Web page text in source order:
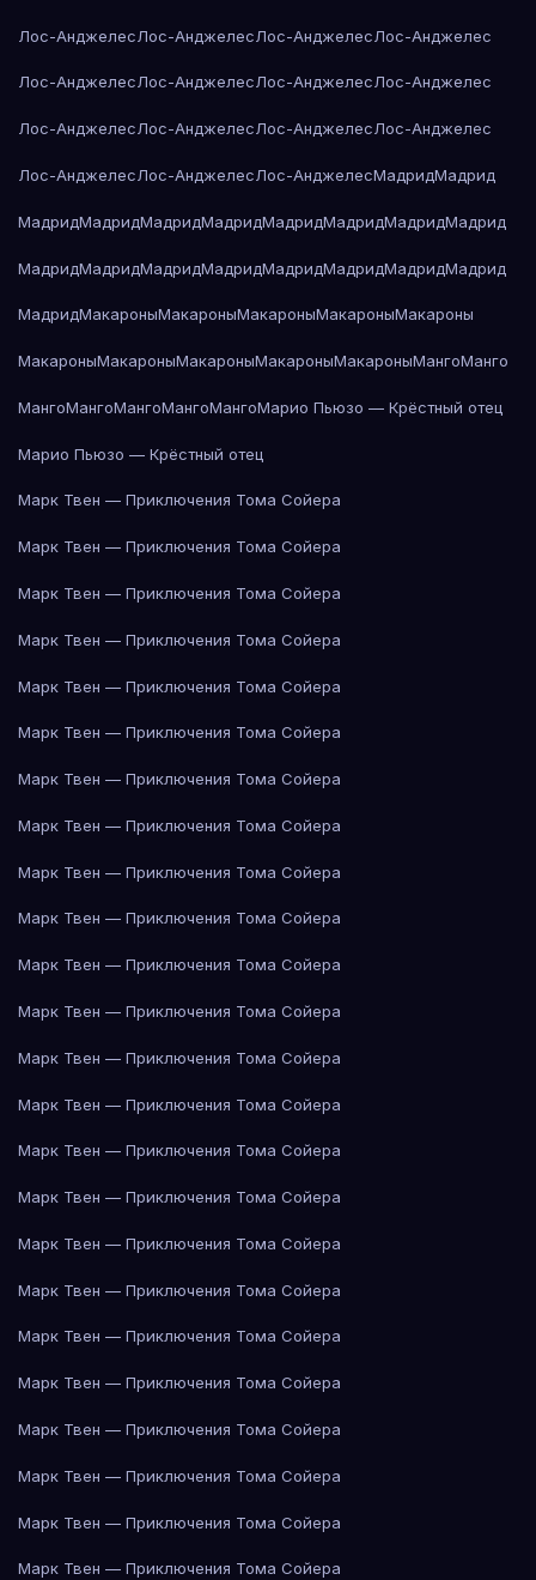
Лос-АнджелесЛос-АнджелесЛос-АнджелесЛос-Анджелес
Лос-АнджелесЛос-АнджелесЛос-АнджелесЛос-Анджелес
Лос-АнджелесЛос-АнджелесЛос-АнджелесЛос-Анджелес
Лос-АнджелесЛос-АнджелесЛос-АнджелесМадридМадрид
МадридМадридМадридМадридМадридМадридМадридМадрид
МадридМадридМадридМадридМадридМадридМадридМадрид
МадридМакароныМакароныМакароныМакароныМакароны
МакароныМакароныМакароныМакароныМакароныМангоМанго
МангоМангоМангоМангоМангоМарио Пьюзо — Крёстный отец
Марио Пьюзо — Крёстный отец
Марк Твен — Приключения Тома Сойера
Марк Твен — Приключения Тома Сойера
Марк Твен — Приключения Тома Сойера
Марк Твен — Приключения Тома Сойера
Марк Твен — Приключения Тома Сойера
Марк Твен — Приключения Тома Сойера
Марк Твен — Приключения Тома Сойера
Марк Твен — Приключения Тома Сойера
Марк Твен — Приключения Тома Сойера
Марк Твен — Приключения Тома Сойера
Марк Твен — Приключения Тома Сойера
Марк Твен — Приключения Тома Сойера
Марк Твен — Приключения Тома Сойера
Марк Твен — Приключения Тома Сойера
Марк Твен — Приключения Тома Сойера
Марк Твен — Приключения Тома Сойера
Марк Твен — Приключения Тома Сойера
Марк Твен — Приключения Тома Сойера
Марк Твен — Приключения Тома Сойера
Марк Твен — Приключения Тома Сойера
Марк Твен — Приключения Тома Сойера
Марк Твен — Приключения Тома Сойера
Марк Твен — Приключения Тома Сойера
Марк Твен — Приключения Тома Сойера